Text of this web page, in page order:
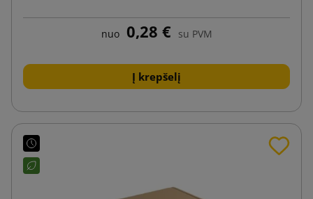
nuo 0,28 € su PVM
Į krepšelį